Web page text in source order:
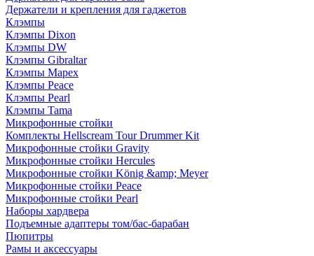
Держатели и крепления для гаджетов
Клэмпы
Клэмпы Dixon
Клэмпы DW
Клэмпы Gibraltar
Клэмпы Mapex
Клэмпы Peace
Клэмпы Pearl
Клэмпы Tama
Микрофонные стойки
Комплекты Hellscream Tour Drummer Kit
Микрофонные стойки Gravity
Микрофонные стойки Hercules
Микрофонные стойки König &amp; Meyer
Микрофонные стойки Peace
Микрофонные стойки Pearl
Наборы хардвера
Подъемные адаптеры том/бас-барабан
Пюпитры
Рамы и аксессуары